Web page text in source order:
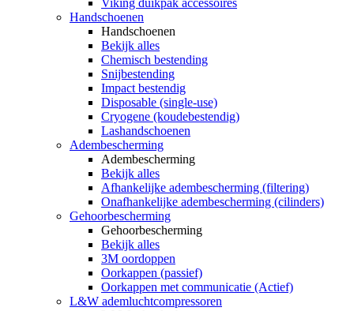
Viking duikpak accessoires
Handschoenen
Handschoenen
Bekijk alles
Chemisch bestending
Snijbestending
Impact bestendig
Disposable (single-use)
Cryogene (koudebestendig)
Lashandschoenen
Adembescherming
Adembescherming
Bekijk alles
Afhankelijke adembescherming (filtering)
Onafhankelijke adembescherming (cilinders)
Gehoorbescherming
Gehoorbescherming
Bekijk alles
3M oordoppen
Oorkappen (passief)
Oorkappen met communicatie (Actief)
L&W ademluchtcompressoren